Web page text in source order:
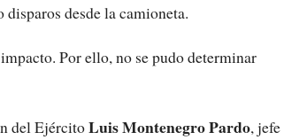
desde la camioneta.
Por ello, no se pudo determinar
del EjércitoLuis Montenegro Pardo, jefe